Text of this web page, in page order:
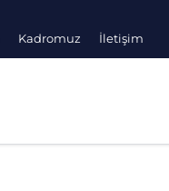
Kadromuz İletişim